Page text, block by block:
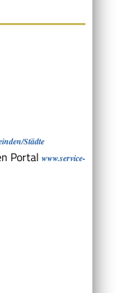
Städte
Portal www.service-